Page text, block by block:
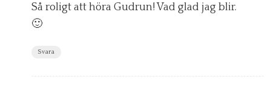
Så roligt att höra Gudrun! Vad glad jag blir.
🙂
Svara